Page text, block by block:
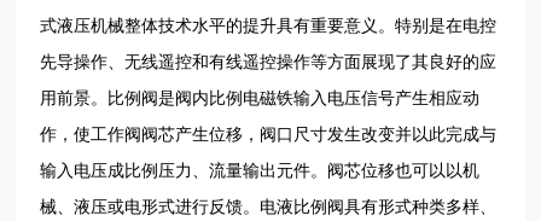
式液压机械整体技术水平的提升具有重要意义。特别是在电控
先导操作、无线遥控和有线遥控操作等方面展现了其良好的应
用前景。比例阀是阀内比例电磁铁输入电压信号产生相应动
作，使工作阀阀芯产生位移，阀口尺寸发生改变并以此完成与
输入电压成比例压力、流量输出元件。阀芯位移也可以以机
械、液压或电形式进行反馈。电液比例阀具有形式种类多样、